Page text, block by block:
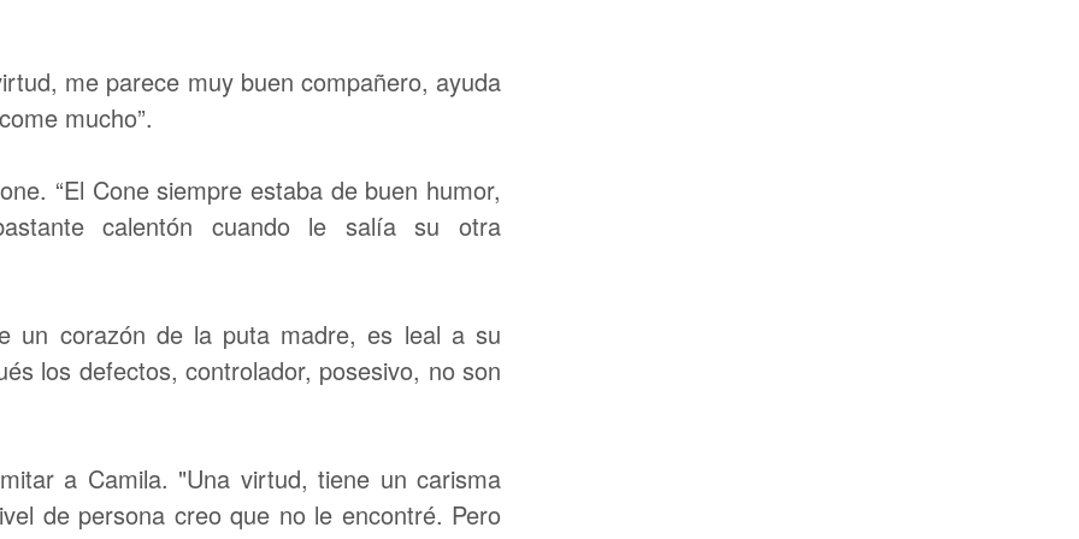
me parece muy buen compañero, ayuda
mucho”.
“El Cone siempre estaba de buen humor,
calentón cuando le salía su otra
un corazón de la puta madre, es leal a su
los defectos, controlador, posesivo, no son
a Camila. "Una virtud, tiene un carisma
de persona creo que no le encontré. Pero